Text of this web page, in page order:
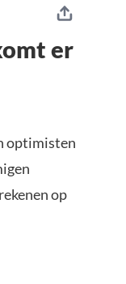
er
optimisten
op